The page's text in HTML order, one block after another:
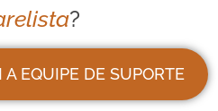
?
EQUIPE DE SUPORTE